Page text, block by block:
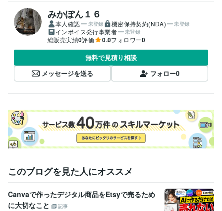
みかぽん１６
本人確認 未登録 機密保持契約(NDA) 未登録
インボイス発行事業者 未登録
総販売実績0評価 0.0フォロワー0
無料で見積り相談
メッセージを送る
フォロー0
このブログを見た人にオススメ
Canvaで作ったデジタル商品をEtsyで売るため
に大切なこと
記事